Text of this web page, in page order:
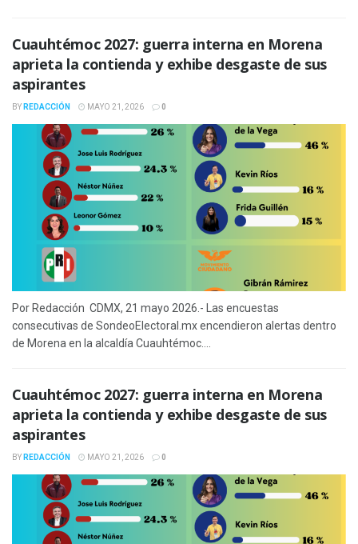
Cuauhtémoc 2027: guerra interna en Morena
aprieta la contienda y exhibe desgaste de sus
aspirantes
BY REDACCIÓN MAYO 21, 2026 0
Por Redacción CDMX, 21 mayo 2026.- Las encuestas
consecutivas de SondeoElectoral.mx encendieron alertas dentro
de Morena en la alcaldía Cuauhtémoc....
Cuauhtémoc 2027: guerra interna en Morena
aprieta la contienda y exhibe desgaste de sus
aspirantes
BY REDACCIÓN MAYO 21, 2026 0